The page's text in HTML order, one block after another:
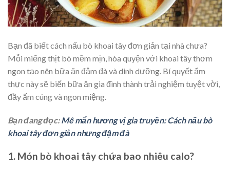
Bạn đã biết cách nấu bò khoai tây đơn giản tại nhà chưa?
Mỗi miếng thịt bò mềm mịn, hòa quyện với khoai tây thơm
ngon tạo nên bữa ăn đậm đà và dinh dưỡng. Bí quyết ẩm
thực này sẽ biến bữa ăn gia đình thành trải nghiệm tuyệt vời,
đầy ấm cúng và ngon miệng.
Bạn đang đọc:Mê mẩn hương vị gia truyền: Cách nấu bò
khoai tây đơn giản nhưng đậm đà
1. Món bò khoai tây chứa bao nhiêu calo?